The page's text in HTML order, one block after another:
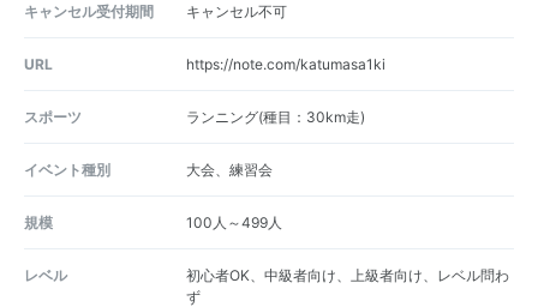
キャンセル受付期間 キャンセル不可
URL https://note.com/katumasa1ki
スポーツ ランニング(種目：30km走)
イベント種別 大会、練習会
規模 100人～499人
レベル
初心者OK、中級者向け、上級者向け、レベル問わ
ず